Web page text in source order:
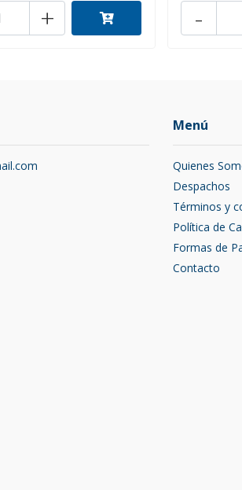
+ -
Menú
Quienes
Despachos
Términos y
Política de
Formas de
Contacto